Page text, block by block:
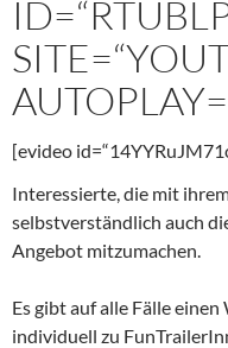
[evideo
Interessierte, die mit
selbstverständlich auch
Angebot mitzumachen.
Es gibt auf alle Fälle
individuell zu